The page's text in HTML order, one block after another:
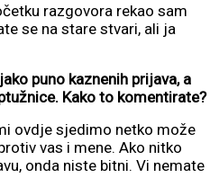
razgovora rekao sam
se na stare stvari, ali ja
puno kaznenih prijava, a
Kako to komentirate?
ovdje sjedimo netko može
vas i mene. Ako nitko
onda niste bitni. Vi nemate